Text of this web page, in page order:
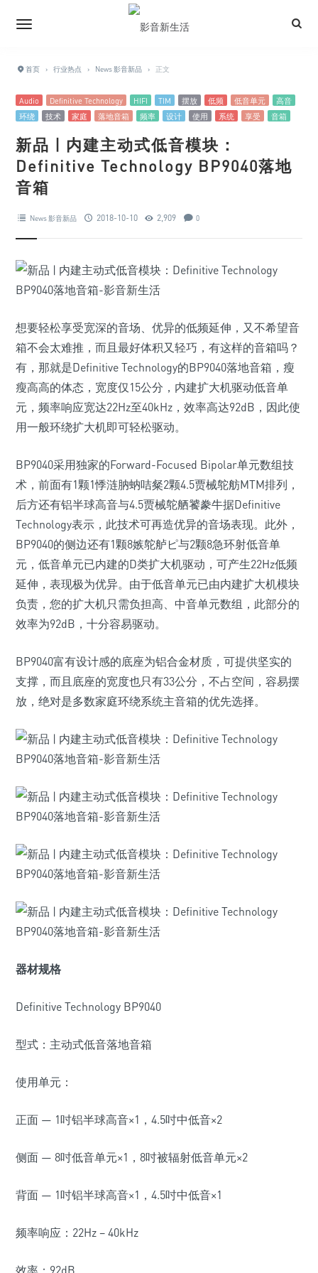
首页 › 行业热点 › News 影音新品 › 正文
Audio Definitive Technology HIFI TIM 摆放 低频 低音单元
高音
环绕
技术 家庭 落地音箱 频率 设计 使用 系统 享受 音箱
新品 | 内建主动式低音模块：
Definitive Technology BP9040落地
音箱
News 影音新品 2018-10-10 2,909 0
想要轻松享受宽深的音场、优异的低频延伸，又不希望音
箱不会太难推，而且最好体积又轻巧，有这样的音箱吗？
有，那就是Definitive Technology的BP9040落地音箱，瘦
瘦高高的体态，宽度仅15公分，内建扩大机驱动低音单
元，频率响应宽达22Hz至40kHz，效率高达92dB，因此使
用一般环绕扩大机即可轻松驱动。
BP9040采用独家的Forward-Focused Bipolar单元数组技
术，前面有1颗1悸涟肭蚋咭粲2颗4.5贾械鸵舫MTM排列，
后方还有铝半球高音与4.5贾械鸵舾饕豢牛据Definitive
Technology表示，此技术可再造优异的音场表现。此外，
BP9040的侧边还有1颗8嫉鸵舻ピ与2颗8急环射低音单
元，低音单元已内建的D类扩大机驱动，可产生22Hz低频
延伸，表现极为优异。由于低音单元已由内建扩大机模块
负责，您的扩大机只需负担高、中音单元数组，此部分的
效率为92dB，十分容易驱动。
BP9040富有设计感的底座为铝合金材质，可提供坚实的
支撑，而且底座的宽度也只有33公分，不占空间，容易摆
放，绝对是多数家庭环绕系统主音箱的优先选择。
器材规格
Definitive Technology BP9040
型式：主动式低音落地音箱
使用单元：
正面 — 1吋铝半球高音×1，4.5吋中低音×2
侧面 — 8吋低音单元×1，8吋被辐射低音单元×2
背面 — 1吋铝半球高音×1，4.5吋中低音×1
频率响应：22Hz – 40kHz
效率：92dB